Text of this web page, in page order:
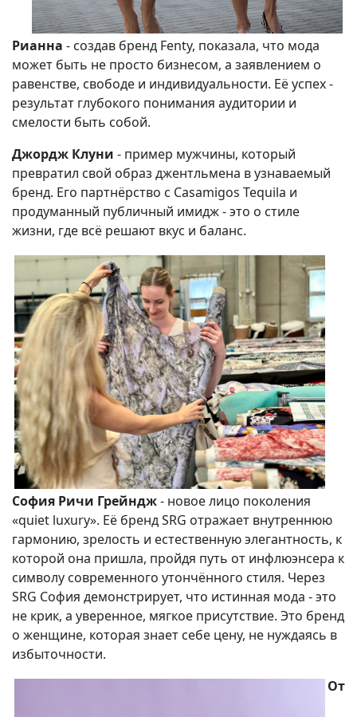
Рианна - создав бренд Fenty, показала, что мода
может быть не просто бизнесом, а заявлением о
равенстве, свободе и индивидуальности. Её успех -
результат глубокого понимания аудитории и
смелости быть собой.
Джордж Клуни - пример мужчины, который
превратил свой образ джентльмена в узнаваемый
бренд. Его партнёрство с Casamigos Tequila и
продуманный публичный имидж - это о стиле
жизни, где всё решают вкус и баланс.
София Ричи Грейндж- новое лицо поколения
«quiet luxury». Её бренд SRG отражает внутреннюю
гармонию, зрелость и естественную элегантность, к
которой она пришла, пройдя путь от инфлюэнсера к
символу современного утончённого стиля. Через
SRG София демонстрирует, что истинная мода - это
не крик, а уверенное, мягкое присутствие. Это бренд
о женщине, которая знает себе цену, не нуждаясь в
избыточности.
От